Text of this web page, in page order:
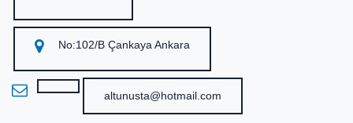
No:102/B Çankaya Ankara
altunusta@hotmail.com